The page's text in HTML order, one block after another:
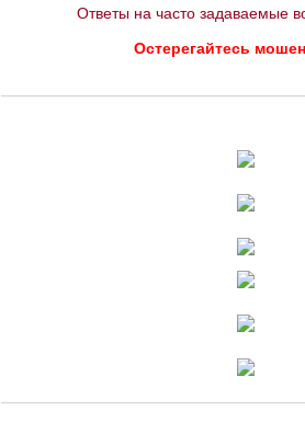
Ответы на часто задаваемые
Остерегайтесь